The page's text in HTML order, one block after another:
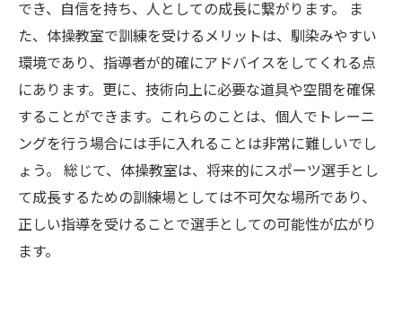
でき、自信を持ち、人としての成長に繋がります。 ま
た、体操教室で訓練を受けるメリットは、馴染みやすい
環境であり、指導者が的確にアドバイスをしてくれる点
にあります。更に、技術向上に必要な道具や空間を確保
することができます。これらのことは、個人でトレーニ
ングを行う場合には手に入れることは非常に難しいでし
ょう。 総じて、体操教室は、将来的にスポーツ選手とし
て成長するための訓練場としては不可欠な場所であり、
正しい指導を受けることで選手としての可能性が広がり
ます。